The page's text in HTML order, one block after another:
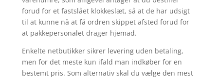
forud for et fastslået klokkeslæt, så at de har udsigt
til at kunne nå at få ordren skippet afsted forud for
at pakkepersonalet drager hjemad.
Enkelte netbutikker sikrer levering uden betaling,
men for det meste kun ifald man indkøber for en
bestemt pris. Som alternativ skal du vælge den mest